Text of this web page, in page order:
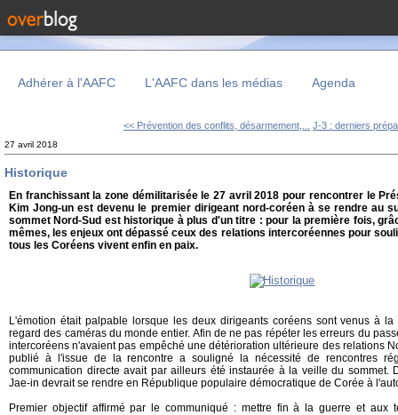
Adhérer à l'AAFC L'AAFC dans les médias Agenda
<< Prévention des conflits, désarmement,... J-3 : derniers
27 avril 2018
Historique
En franchissant la zone démilitarisée le 27 avril 2018 pour rencontrer le
Kim Jong-un est devenu le premier dirigeant nord-coréen à se rendre au
sommet Nord-Sud est historique à plus d'un titre : pour la première fois,
mêmes, les enjeux ont dépassé ceux des relations intercoréennes pour
tous les Coréens vivent enfin en paix.
L'émotion était palpable lorsque les deux dirigeants coréens sont venus à
regard des caméras du monde entier. Afin de ne pas répéter les erreurs du
intercoréens n'avaient pas empêché une détérioration ultérieure des relations
publié à l'issue de la rencontre a souligné la nécessité de rencontres
communication directe avait par ailleurs été instaurée à la veille du sommet.
Jae-in devrait se rendre en République populaire démocratique de Corée à
Premier objectif affirmé par le communiqué : mettre fin à la guerre et aux